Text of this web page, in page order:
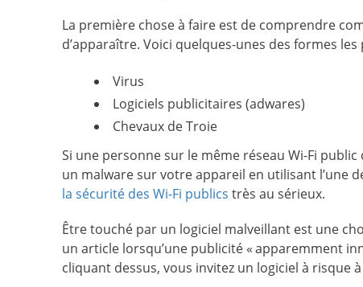
La première chose à faire est de comprendre
d’apparaître. Voici quelques-unes des formes
Virus
Logiciels publicitaires (adwares)
Chevaux de Troie
Si une personne sur le même réseau Wi-Fi
un malware sur votre appareil en utilisant l’une
la sécurité des Wi-Fi publics très au sérieux.
Être touché par un logiciel malveillant est une
un article lorsqu’une publicité « apparemment
cliquant dessus, vous invitez un logiciel à risque